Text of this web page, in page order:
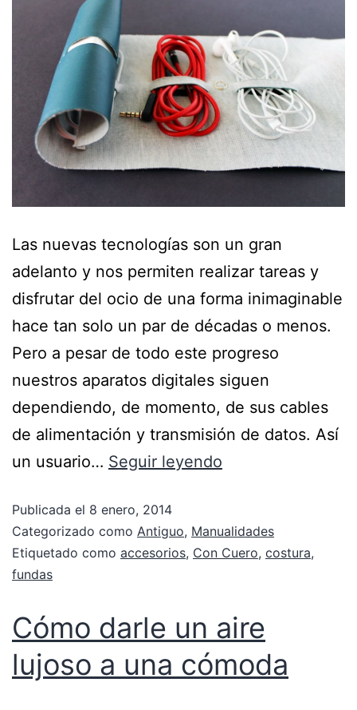
Las nuevas tecnologías son un gran
adelanto y nos permiten realizar tareas y
disfrutar del ocio de una forma inimaginable
hace tan solo un par de décadas o menos.
Pero a pesar de todo este progreso
nuestros aparatos digitales siguen
dependiendo, de momento, de sus cables
de alimentación y transmisión de datos. Así
un usuario… Seguir leyendo
Publicada el 8 enero, 2014
Categorizado como Antiguo, Manualidades
Etiquetado como accesorios, Con Cuero, costura,
fundas
Cómo darle un aire
lujoso a una cómoda